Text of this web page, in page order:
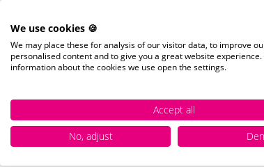
We use cookies 🍪
We may place these for analysis of our visitor data, to improve
personalised content and to give you a great website experience.
information about the cookies we use open the settings.
Accept all
No, adjust